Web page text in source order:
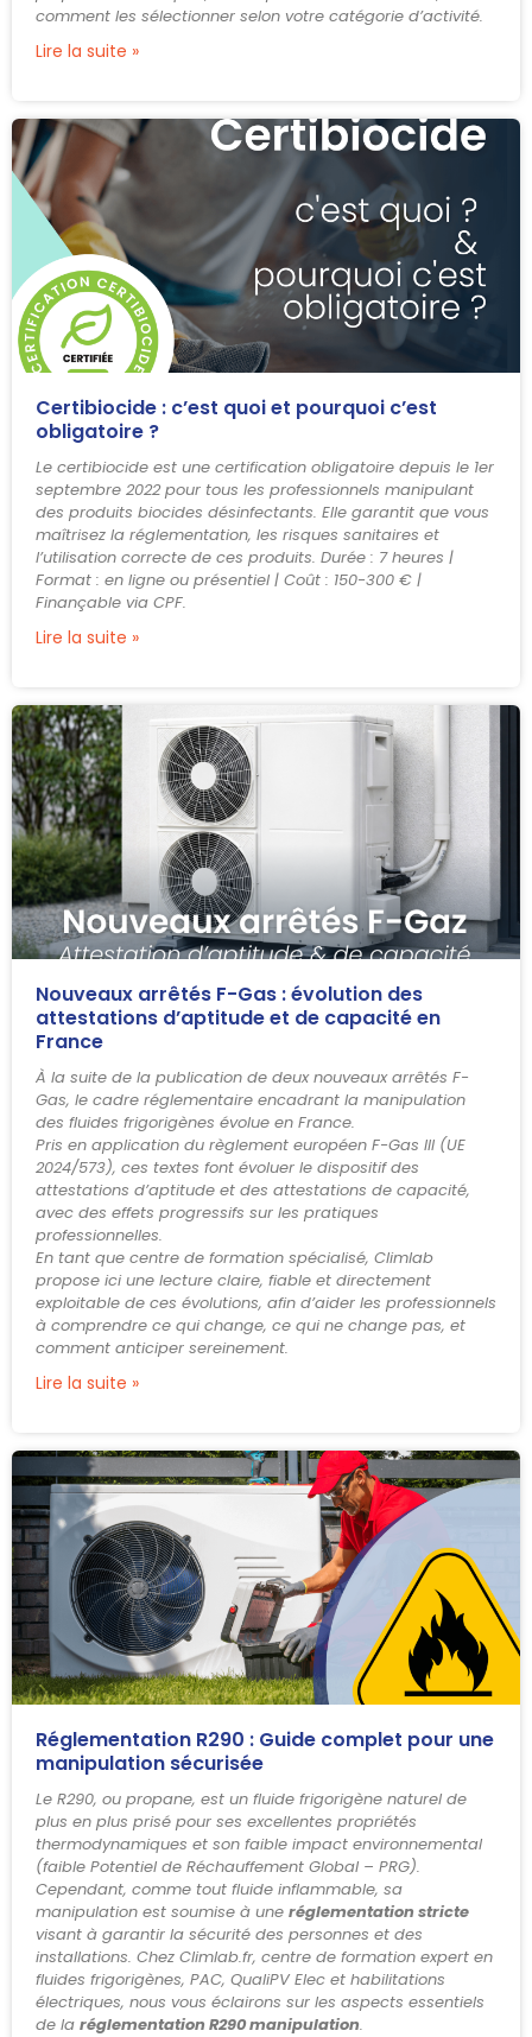
comment les sélectionner selon votre catégorie d’activité.
Lire la suite »
Certibiocide : c’est quoi et pourquoi c’est
obligatoire ?
Le certibiocide est une certification obligatoire depuis le 1er
septembre 2022 pour tous les professionnels manipulant
des produits biocides désinfectants. Elle garantit que vous
maîtrisez la réglementation, les risques sanitaires et
l’utilisation correcte de ces produits. Durée : 7 heures |
Format : en ligne ou présentiel | Coût : 150-300 € |
Finançable via CPF.
Lire la suite »
Nouveaux arrêtés F-Gas : évolution des
attestations d’aptitude et de capacité en
France
À la suite de la publication de deux nouveaux arrêtés F-
Gas, le cadre réglementaire encadrant la manipulation
des fluides frigorigènes évolue en France.
Pris en application du règlement européen F-Gas III (UE
2024/573), ces textes font évoluer le dispositif des
attestations d’aptitude et des attestations de capacité,
avec des effets progressifs sur les pratiques
professionnelles.
En tant que centre de formation spécialisé, Climlab
propose ici une lecture claire, fiable et directement
exploitable de ces évolutions, afin d’aider les professionnels
à comprendre ce qui change, ce qui ne change pas, et
comment anticiper sereinement.
Lire la suite »
Réglementation R290 : Guide complet pour une
manipulation sécurisée
Le R290, ou propane, est un fluide frigorigène naturel de
plus en plus prisé pour ses excellentes propriétés
thermodynamiques et son faible impact environnemental
(faible Potentiel de Réchauffement Global – PRG).
Cependant, comme tout fluide inflammable, sa
manipulation est soumise à une réglementation stricte
visant à garantir la sécurité des personnes et des
installations. Chez Climlab.fr, centre de formation expert en
fluides frigorigènes, PAC, QualiPV Elec et habilitations
électriques, nous vous éclairons sur les aspects essentiels
de la réglementation R290 manipulation.